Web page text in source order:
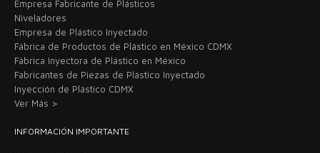
Empresa Fabricante de Plásticos
Niveladores
Empresa de Plástico Inyectado
Fábrica de Productos de Plástico en México CDMX
Fábrica Inyectora de Plástico en México
Fabricantes de Piezas de Plástico Inyectado
Inyección de Plástico CDMX
Ver Más >
INFORMACIÓN IMPORTANTE